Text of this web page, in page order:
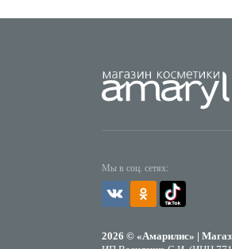
Мы в соц. сетях:
2026 © «Амарилис» |